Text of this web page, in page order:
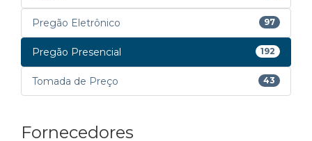
Pregão Eletrônico 97
Pregão Presencial 192
Tomada de Preço 43
Fornecedores